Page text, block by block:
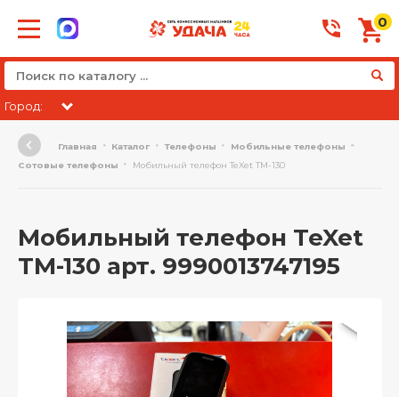
0
Город:
Главная Каталог Телефоны
Мобильные телефоны
Сотовые телефоны
Мобильный телефон TeXet TM-130
Мобильный телефон TeXet
TM-130 арт. 9990013747195